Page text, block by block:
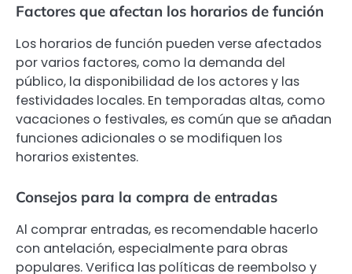
Factores que afectan los horarios de función
Los horarios de función pueden verse afectados
por varios factores, como la demanda del
público, la disponibilidad de los actores y las
festividades locales. En temporadas altas, como
vacaciones o festivales, es común que se añadan
funciones adicionales o se modifiquen los
horarios existentes.
Consejos para la compra de entradas
Al comprar entradas, es recomendable hacerlo
con antelación, especialmente para obras
populares. Verifica las políticas de reembolso y